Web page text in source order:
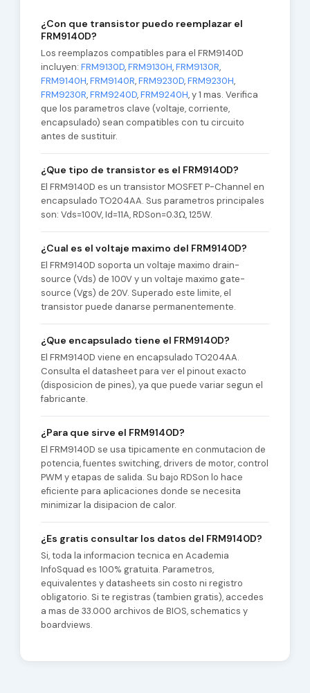
¿Con que transistor puedo reemplazar el
FRM9140D?
Los reemplazos compatibles para el FRM9140D
incluyen: FRM9130D,FRM9130H,FRM9130R,
FRM9140H,FRM9140R,FRM9230D,FRM9230H,
FRM9230R,FRM9240D,FRM9240H, y 1 mas. Verifica
que los parametros clave (voltaje, corriente,
encapsulado) sean compatibles con tu circuito
antes de sustituir.
¿Que tipo de transistor es el FRM9140D?
El FRM9140D es un transistor MOSFET P-Channel en
encapsulado TO204AA. Sus parametros principales
son: Vds=100V, Id=11A, RDSon=0.3Ω, 125W.
¿Cual es el voltaje maximo del FRM9140D?
El FRM9140D soporta un voltaje maximo drain-
source (Vds) de 100V y un voltaje maximo gate-
source (Vgs) de 20V. Superado este limite, el
transistor puede danarse permanentemente.
¿Que encapsulado tiene el FRM9140D?
El FRM9140D viene en encapsulado TO204AA.
Consulta el datasheet para ver el pinout exacto
(disposicion de pines), ya que puede variar segun el
fabricante.
¿Para que sirve el FRM9140D?
El FRM9140D se usa tipicamente en conmutacion de
potencia, fuentes switching, drivers de motor, control
PWM y etapas de salida. Su bajo RDSon lo hace
eficiente para aplicaciones donde se necesita
minimizar la disipacion de calor.
¿Es gratis consultar los datos del FRM9140D?
Si, toda la informacion tecnica en Academia
InfoSquad es 100% gratuita. Parametros,
equivalentes y datasheets sin costo ni registro
obligatorio. Si te registras (tambien gratis), accedes
a mas de 33.000 archivos de BIOS, schematics y
boardviews.